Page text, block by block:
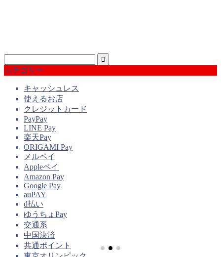
カテゴリー
キャッシュレス
使えるお店
クレジットカード
PayPay
LINE Pay
楽天Pay
ORIGAMI Pay
メルペイ
Appleペイ
Amazon Pay
Google Pay
auPAY
d払い
ゆうちょPay
交通系
中国決済
共通ポイント